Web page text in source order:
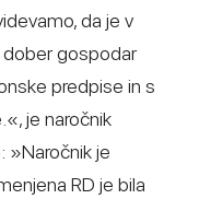
da je v
dober gospodar
predpise in s
je naročnik
»Naročnik je
RD je bila